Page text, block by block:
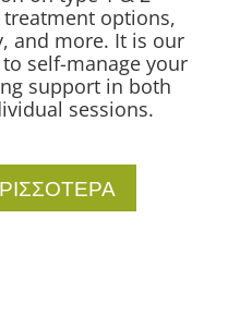
options,
and more. It is our
self-manage your
support in both
sessions.